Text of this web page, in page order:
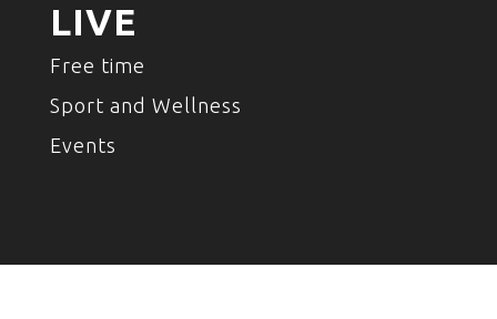
LIVE
Free time
Sport and Wellness
Events